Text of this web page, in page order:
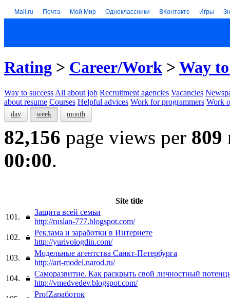
Mail.ru Почта Мой Мир Одноклассники ВКонтакте Игры
Rating > Career/Work > Way to
Way to success All about job Recruitment agencies Vacancies
about resume Courses Helpful advices Work for programmers Work
day week month
82,156 page views per 809
00:00.
Site title
101.
Защита всей семьи
http://ruslan-777.blogspot.com/
102.
Реклама и заработки в Интернете
http://yurivologdin.com/
103.
Модельные агентства Санкт-Петербурга
http://art-model.narod.ru/
104.
Саморазвитие. Как раскрыть свой личностный
http://vmedvedev.blogspot.com/
ProfZаработок